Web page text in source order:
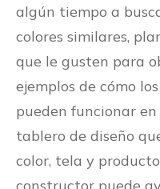
algún tiempo a
colores similares,
que le gusten para
ejemplos de cómo
pueden funcionar
tablero de diseño
color, tela y
constructor puede